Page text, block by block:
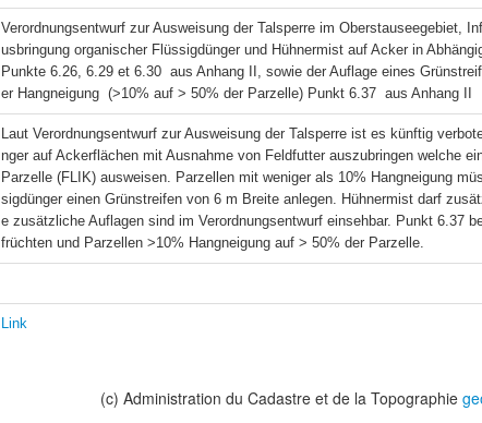
Verordnungsentwurf zur Ausweisung der Talsperre im Oberstauseegebiet,
usbringung organischer Flüssigdünger und Hühnermist auf Acker in
Punkte 6.26, 6.29 et 6.30  aus Anhang II, sowie der Auflage eines
er Hangneigung  (>10% auf > 50% der Parzelle) Punkt 6.37  aus Anhang II
Laut Verordnungsentwurf zur Ausweisung der Talsperre ist es künftig
nger auf Ackerflächen mit Ausnahme von Feldfutter auszubringen welche
Parzelle (FLIK) ausweisen. Parzellen mit weniger als 10% Hangneigung
sigdünger einen Grünstreifen von 6 m Breite anlegen. Hühnermist darf
e zusätzliche Auflagen sind im Verordnungsentwurf einsehbar. Punkt 6.37
früchten und Parzellen >10% Hangneigung auf > 50% der Parzelle.
Link
(c) Administration du Cadastre et de la Topographie